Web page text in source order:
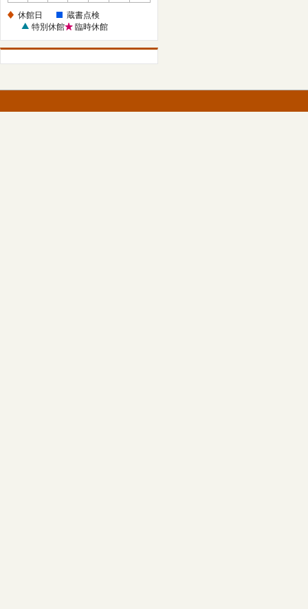
日
休館日
蔵書点検
特別休館
臨時休館